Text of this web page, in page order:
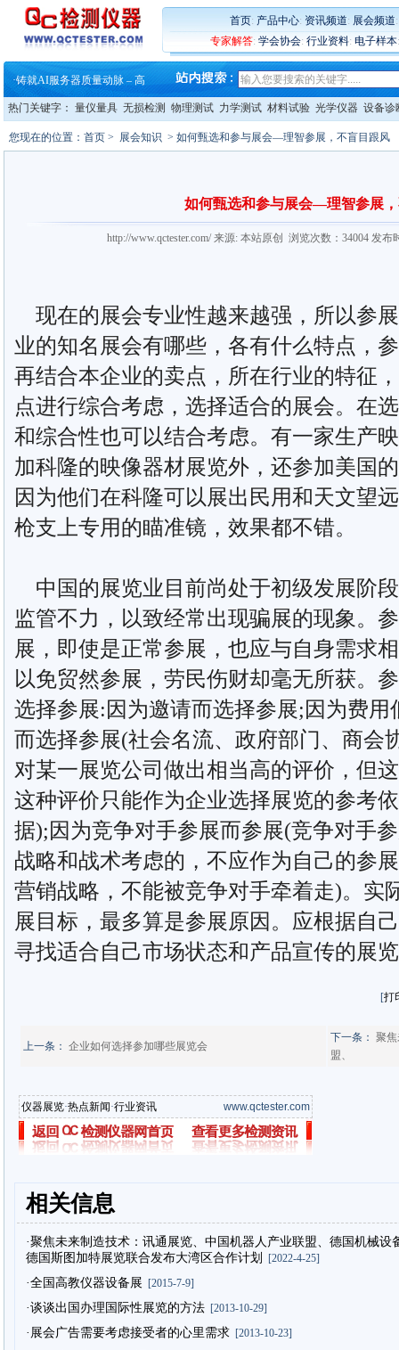
首页: 产品中心: 资讯频道: 展会频道
专家解答: 学会协会: 行业资料: 电子样本
蔡司和亿纬锂能达成战略合作
大牌云集 买家升级 ——26
蔡司软件 | 高效变形分析能
·铸就AI服务器质量动脉 – 高
·铸就AI服务器质量动脉 – 高
·ZEISS BOSELLO ADR 让内部缺
·蔡司和亿纬锂能达成战略合作
·大牌云集 买家升级 ——26
热门关键字： 量仪量具 无损检测 物理测试 力学测试 材料试验 光学仪器 设备诊
您现在的位置： 首页 > 展会知识 > 如何甄选和参与展会—理智参展，不盲目跟风
如何甄选和参与展会—理智参展
http://www.qctester.com/ 来源: 本站原创 浏览次数：34004 发布
现在的展会专业性越来越强，所以参
业的知名展会有哪些，各有什么特点，
再结合本企业的卖点，所在行业的特征
点进行综合考虑，选择适合的展会。在
和综合性也可以结合考虑。有一家生产
加科隆的映像器材展览外，还参加美国
因为他们在科隆可以展出民用和天文望
枪支上专用的瞄准镜，效果都不错。
中国的展览业目前尚处于初级发展阶
监管不力，以致经常出现骗展的现象。
展，即使是正常参展，也应与自身需求
以免贸然参展，劳民伤财却毫无所获。
选择参展:因为邀请而选择参展;因为费
而选择参展(社会名流、政府部门、商会
对某一展览公司做出相当高的评价，但
这种评价只能作为企业选择展览的参考
据);因为竞争对手参展而参展(竞争对手
战略和战术考虑的，不应作为自己的参
营销战略，不能被竞争对手牵着走)。实
展目标，最多算是参展原因。应根据自
寻找适合自己市场状态和产品宣传的展
[打
上一条： 企业如何选择参加哪些展览会
下一条： 聚
盟、
仪器展览·热点新闻·行业资讯 www.qctester.com
相关信息
·聚焦未来制造技术：讯通展览、中国机器人产业联盟、德国机械
德国斯图加特展览联合发布大湾区合作计划
[2022-4-25]
·全国高教仪器设备展 [2015-7-9]
·谈谈出国办理国际性展览的方法[2013-10-29]
·展会广告需要考虑接受者的心里需求[2013-10-23]